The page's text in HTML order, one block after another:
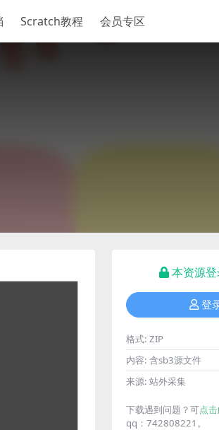
Scratch教程 会员专区
本资源
登
格式: ZIP
内容: 含sb3源文件
来源: 站外采集
下载遇到问题？可点
qq：742808221。